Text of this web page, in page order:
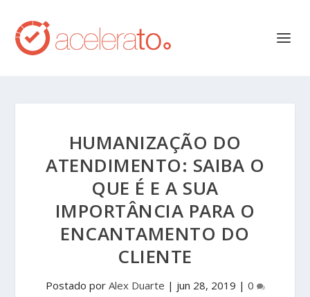
HUMANIZAÇÃO DO
ATENDIMENTO: SAIBA O
QUE É E A SUA
IMPORTÂNCIA PARA O
ENCANTAMENTO DO
CLIENTE
Postado por Alex Duarte | jun 28, 2019 | 0